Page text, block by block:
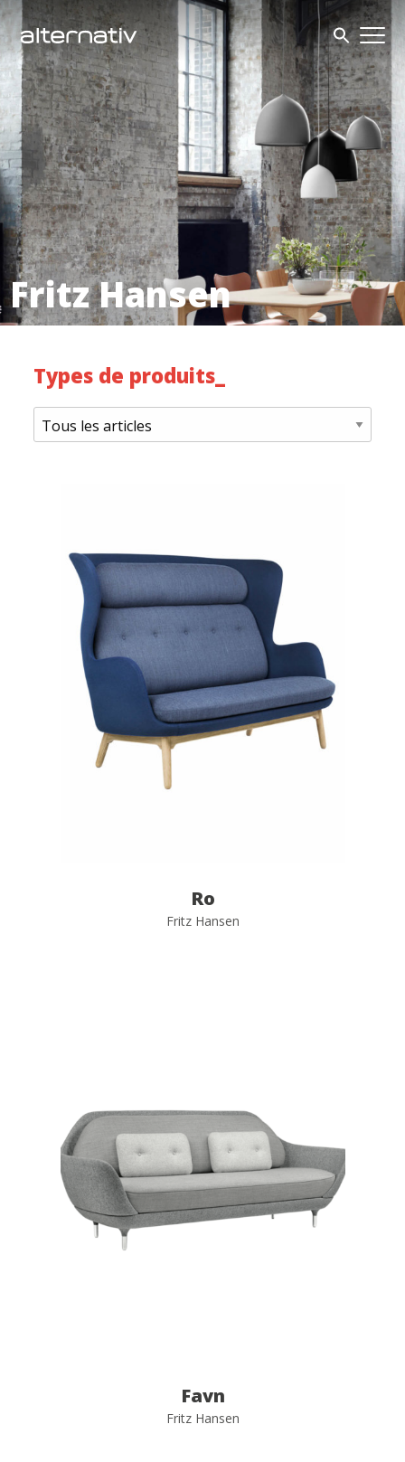
Skip
to
content
Fritz Hansen
Types de produits_
Ro
Fritz Hansen
Favn
Fritz Hansen